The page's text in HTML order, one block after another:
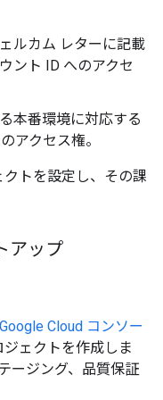
ルカム レターに記載
ント ID へのアクセ
本番環境に対応する
アクセス権。
トを設定し、その課
アップ
Google Cloud コンソー
ェクトを作成しま
ージング、品質保証